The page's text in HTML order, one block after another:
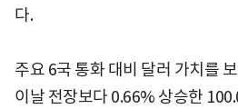
다.
주요 6국 통화 대비 달러 가치를
이날 전장보다 0.66% 상승한